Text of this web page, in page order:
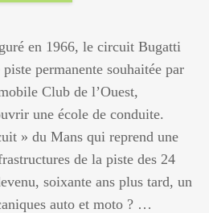
en 1966, le circuit Bugatti
permanente souhaitée par
Club de l’Ouest,
une école de conduite.
» du Mans qui reprend une
de la piste des 24
soixante ans plus tard, un
auto et moto ? …